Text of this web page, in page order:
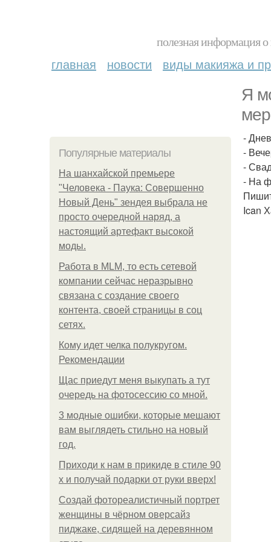
полезная информация
главная новости виды макияжа и
Я
Популярные материалы
На шанхайской премьере
"Человека - Паука: Совершенно
Новый День" зендея выбрала не
просто очередной наряд, а
настоящий артефакт высокой
моды.
Работа в MLM, то есть сетевой
компании сейчас неразрывно
связана с создание своего
контента, своей страницы в соц
сетях.
Кому идет челка полукругом.
Рекомендации
Щас приедут меня выкупать а тут
очередь на фотосессию со мной.
3 модные ошибки, которые мешают
вам выглядеть стильно на новый
год.
Приходи к нам в прикиде в стиле 90
х и получай подарки от руки вверх!
Создай фотореалистичный портрет
женщины в чёрном оверсайз
пиджаке, сидящей на деревянном
-
-
-
- На
Ican